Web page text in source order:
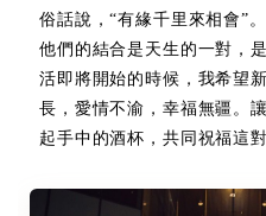
俗話說，“有緣千里來相會”
他們的結合是天生的一對，
活即將開始的時候，我希望
長，愛情不渝，幸福無疆。
起手中的酒杯，共同祝福這